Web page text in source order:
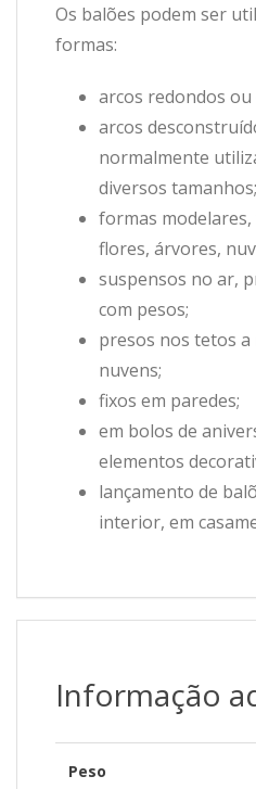
Os balões podem ser
formas:
arcos redondos ou
arcos
normalmente
diversos tamanhos;
formas
flores, árvores,
suspensos no ar,
com pesos;
presos nos tetos a
nuvens;
fixos em paredes;
em bolos de
elementos
lançamento de
interior, em
Informação
Peso